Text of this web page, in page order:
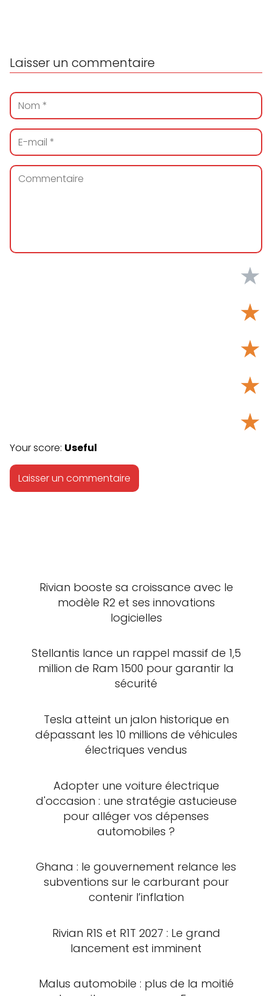
Laisser un commentaire
★
★
★
★
★
Your score: Useful
Rivian booste sa croissance avec le
modèle R2 et ses innovations
logicielles
Stellantis lance un rappel massif de 1,5
million de Ram 1500 pour garantir la
sécurité
Tesla atteint un jalon historique en
dépassant les 10 millions de véhicules
électriques vendus
Adopter une voiture électrique
d'occasion : une stratégie astucieuse
pour alléger vos dépenses
automobiles ?
Ghana : le gouvernement relance les
subventions sur le carburant pour
contenir l’inflation
Rivian R1S et R1T 2027 : Le grand
lancement est imminent
Malus automobile : plus de la moitié